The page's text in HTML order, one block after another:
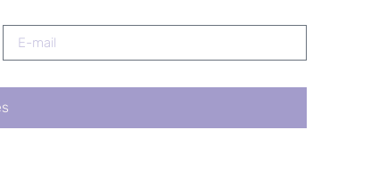
fogadd el
hogy az